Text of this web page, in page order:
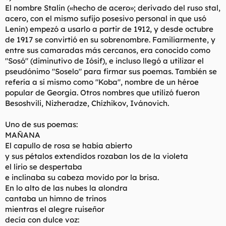
El nombre Stalin («hecho de acero»; derivado del ruso stal,
acero, con el mismo sufijo posesivo personal in que usó
Lenin) empezó a usarlo a partir de 1912, y desde octubre
de 1917 se convirtió en su sobrenombre. Familiarmente, y
entre sus camaradas más cercanos, era conocido como
"Sosó" (diminutivo de Iósif), e incluso llegó a utilizar el
pseudónimo "Soselo" para firmar sus poemas. También se
refería a sí mismo como "Koba", nombre de un héroe
popular de Georgia. Otros nombres que utilizó fueron
Besoshvili, Nizheradze, Chízhikov, Ivánovich.
Uno de sus poemas:
MAÑANA
El capullo de rosa se había abierto
y sus pétalos extendidos rozaban los de la violeta
el lirio se despertaba
e inclinaba su cabeza movido por la brisa.
En lo alto de las nubes la alondra
cantaba un himno de trinos
mientras el alegre ruiseñor
decía con dulce voz: